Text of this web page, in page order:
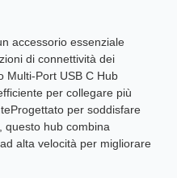
accessorio essenziale
di connettività dei
Multi-Port USB C Hub
per collegare più
per soddisfare
questo hub combina
alta velocità per migliorare